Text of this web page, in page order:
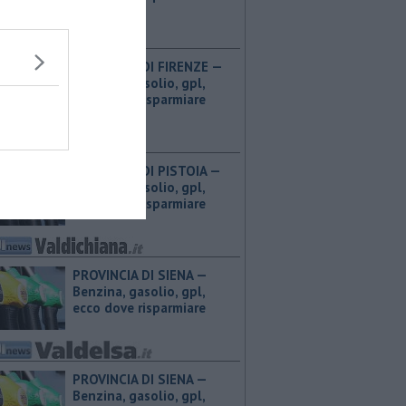
PROVINCIA DI FIRENZE — ​
Benzina, gasolio, gpl,
ecco dove risparmiare
PROVINCIA DI PISTOIA — ​
Benzina, gasolio, gpl,
ecco dove risparmiare
PROVINCIA DI SIENA — ​
Benzina, gasolio, gpl,
ecco dove risparmiare
PROVINCIA DI SIENA — ​
Benzina, gasolio, gpl,